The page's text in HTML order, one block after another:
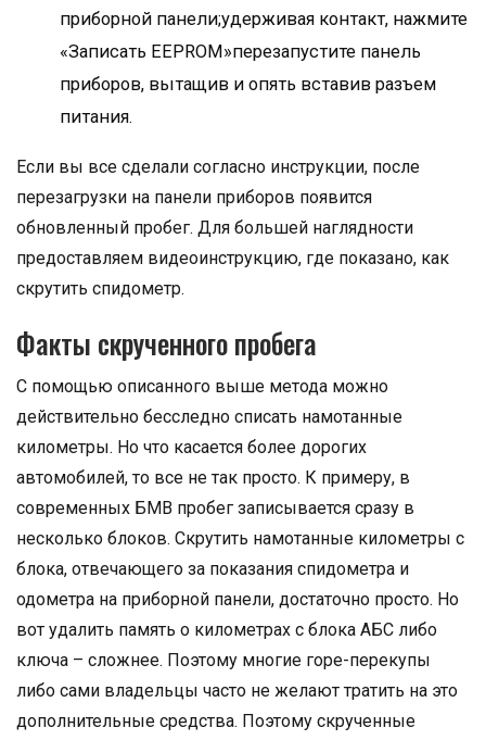
приборной панели;удерживая контакт, нажмите
«Записать EEPROM»перезапустите панель
приборов, вытащив и опять вставив разъем
питания.
Если вы все сделали согласно инструкции, после
перезагрузки на панели приборов появится
обновленный пробег. Для большей наглядности
предоставляем видеоинструкцию, где показано, как
скрутить спидометр.
Факты скрученного пробега
С помощью описанного выше метода можно
действительно бесследно списать намотанные
километры. Но что касается более дорогих
автомобилей, то все не так просто. К примеру, в
современных БМВ пробег записывается сразу в
несколько блоков. Скрутить намотанные километры с
блока, отвечающего за показания спидометра и
одометра на приборной панели, достаточно просто. Но
вот удалить память о километрах с блока АБС либо
ключа – сложнее. Поэтому многие горе-перекупы
либо сами владельцы часто не желают тратить на это
дополнительные средства. Поэтому скрученные